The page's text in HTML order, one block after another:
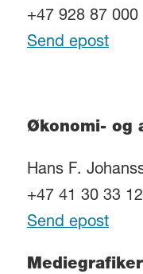
+47 928 87 000
Send epost
Økonomi- og
Hans F.
+47 41 30 33 12
Send epost
Mediegrafiker